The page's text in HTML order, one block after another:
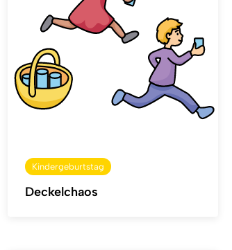
Kindergeburtstag
Deckelchaos